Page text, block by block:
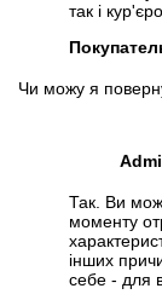
так і
Чи можу я
Так. Ви
моменту
інших
себе - для